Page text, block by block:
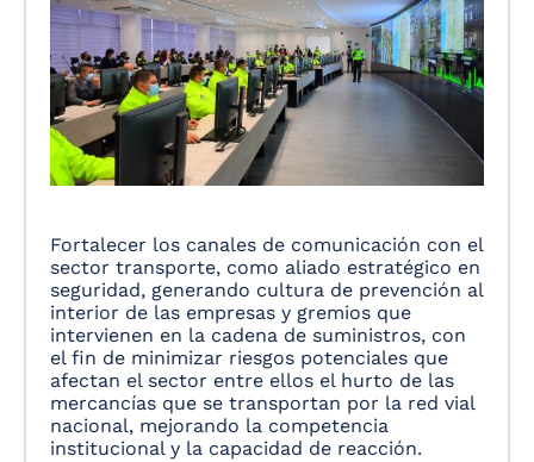
Fortalecer los canales de comunicación con el
sector transporte, como aliado estratégico en
seguridad, generando cultura de prevención al
interior de las empresas y gremios que
intervienen en la cadena de suministros, con
el fin de minimizar riesgos potenciales que
afectan el sector entre ellos el hurto de las
mercancías que se transportan por la red vial
nacional, mejorando la competencia
institucional y la capacidad de reacción.